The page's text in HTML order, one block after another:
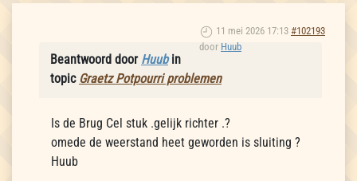
11 mei 2026 17:13 #102193
door Huub
Beantwoord door Huubin
topic Graetz Potpourri problemen
Is de Brug Cel stuk .gelijk richter .?
omede de weerstand heet geworden is sluiting ?
Huub